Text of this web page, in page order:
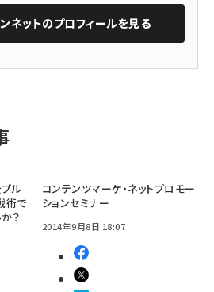
ネットのプロフィールを見る
ル
術で
？
コンテンツマーケ・ネットプロモー
ションセミナー
2014年9月8日 18:07